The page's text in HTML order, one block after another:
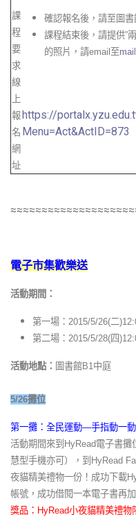
課
程
要
求
確認報名後，請至圖
課程結束後，請提供”
的照片，請email 至
線
上
報
名
網
址
https://
Menu=Act&ActID=873
電子市集歡樂送
活動期間：
第一場：2015/5/26(二
第二場：2015/5/28(四
活動地點： 圖書館B1中庭
5/26攤位
第一攤：全民運動—手指動一
活動期間來到HyRead電子書
慧型手機亦可），到HyRead
夜貓精美禮物一份！成功下載
帳號，成功借閱一本電子書再
獎品：HyRead小夜貓精美禮物